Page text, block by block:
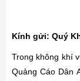
Kính gửi: Quý
Trong không khí
Quảng Cáo Dân